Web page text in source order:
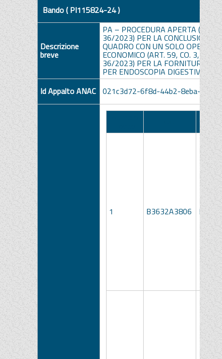
Bando ( PI115824-24 )
Descrizione
breve
PA – PROCEDURA APERTA (ART.
36/2023) PER LA CONCLUSIONE
QUADRO CON UN SOLO
ECONOMICO (ART. 59, CO. 3, DEL
36/2023) PER LA FORNITURA DI
PER ENDOSCOPIA DIGESTIVA
Id Appalto ANAC 021c3d72-6f8d-44b2-8eba-
1 B3632A3806